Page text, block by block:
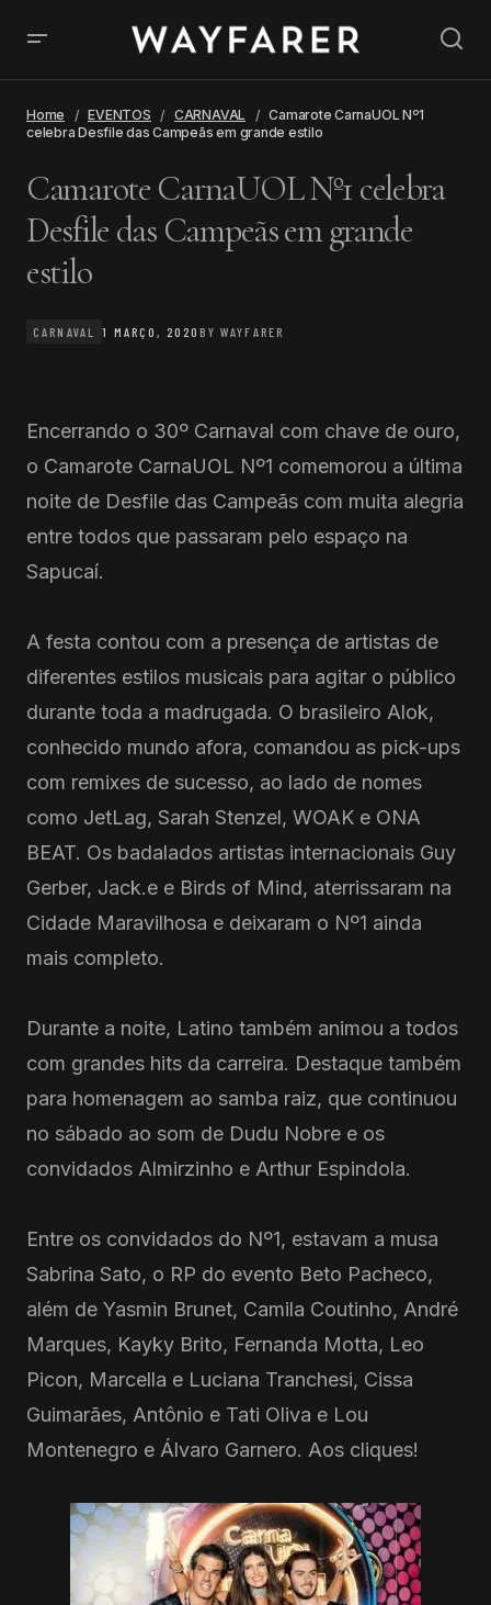
Home EVENTOS CARNAVAL
Camarote CarnaUOL Nº1
celebra Desfile das Campeãs em grande estilo
Camarote CarnaUOL Nº1 celebra
Desfile das Campeãs em grande
estilo
CARNAVAL 1 MARÇO, 2020BY WAYFARER
Encerrando o 30º Carnaval com chave de ouro,
o Camarote CarnaUOL Nº1 comemorou a última
noite de Desfile das Campeãs com muita alegria
entre todos que passaram pelo espaço na
Sapucaí.
A festa contou com a presença de artistas de
diferentes estilos musicais para agitar o público
durante toda a madrugada. O brasileiro Alok,
conhecido mundo afora, comandou as pick-ups
com remixes de sucesso, ao lado de nomes
como JetLag, Sarah Stenzel, WOAK e ONA
BEAT. Os badalados artistas internacionais Guy
Gerber, Jack.e e Birds of Mind, aterrissaram na
Cidade Maravilhosa e deixaram o Nº1 ainda
mais completo.
Durante a noite, Latino também animou a todos
com grandes hits da carreira. Destaque também
para homenagem ao samba raiz, que continuou
no sábado ao som de Dudu Nobre e os
convidados Almirzinho e Arthur Espindola.
Entre os convidados do Nº1, estavam a musa
Sabrina Sato, o RP do evento Beto Pacheco,
além de Yasmin Brunet, Camila Coutinho, André
Marques, Kayky Brito, Fernanda Motta, Leo
Picon, Marcella e Luciana Tranchesi, Cissa
Guimarães, Antônio e Tati Oliva e Lou
Montenegro e Álvaro Garnero. Aos cliques!